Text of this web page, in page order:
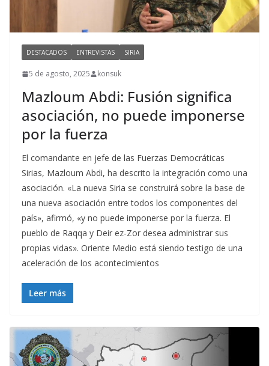
DESTACADOS ENTREVISTAS SIRIA
5 de agosto, 2025 konsuk
Mazloum Abdi: Fusión significa
asociación, no puede imponerse
por la fuerza
El comandante en jefe de las Fuerzas Democráticas
Sirias, Mazloum Abdi, ha descrito la integración como una
asociación. «La nueva Siria se construirá sobre la base de
una nueva asociación entre todos los componentes del
país», afirmó, «y no puede imponerse por la fuerza. El
pueblo de Raqqa y Deir ez-Zor desea administrar sus
propias vidas». Oriente Medio está siendo testigo de una
aceleración de los acontecimientos
Leer más